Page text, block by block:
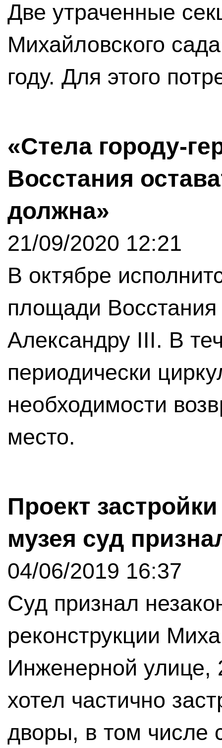
Две утраченные
Михайловского
году. Для этого
«Стела городу-
Восстания
должна»
21/09/2020 12:21
В октябре
площади
Александру III. В
периодически
необходимости
место.
Проект
музея суд
04/06/2019 16:37
Суд признал
реконструкции
Инженерной улице,
хотел частично
дворы, в том числе